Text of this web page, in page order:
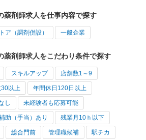
薬剤師求人を仕事内容で探す
ア（調剤併設） 一般企業
薬剤師求人をこだわり条件で探す
スキルアップ 店舗数1～9
30以上 年間休日120日以上
し 未経験者も応募可能
助（手当）あり 残業月10ｈ以下
総合門前 管理職候補 駅チカ